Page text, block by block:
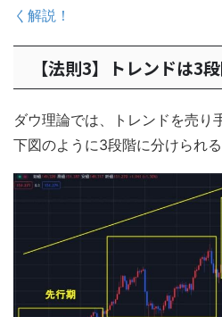
く解説！
【法則3】トレンドは3
ダウ理論では、トレンドを売り
下図のように3段階に分けられる